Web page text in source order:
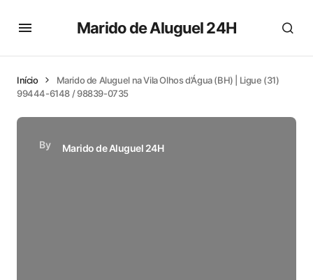
Marido de Aluguel 24H
Início
Marido de Aluguel na Vila Olhos d’Água (BH) | Ligue (31)
99444-6148 / 98839-0735
By Marido de Aluguel 24H